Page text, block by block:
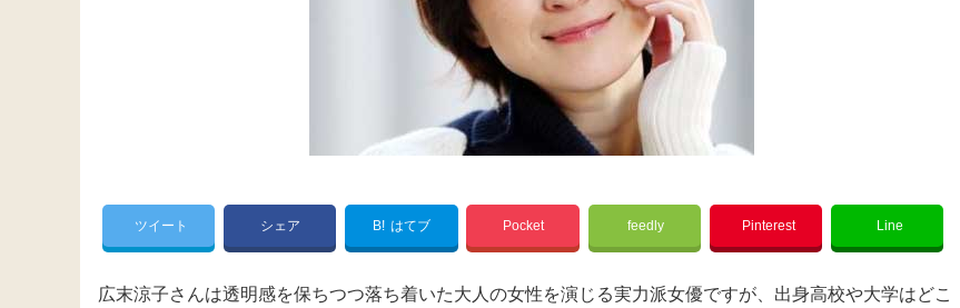
ツイート シェア B! はてブ Pocket feedly Pinterest Line
広末涼子さんは透明感を保ちつつ落ち着いた大人の女性を演じる実力派女優ですが、出身高校や大学はどこ